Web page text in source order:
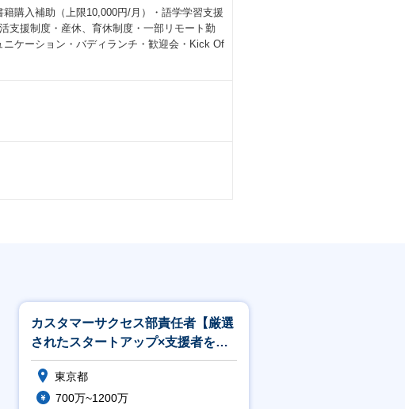
購入補助（上限10,000円/月）・語学学習支援
支援制度・産休、育休制度・一部リモート勤
ケーション・バディランチ・歓迎会・Kick Of
カスタマーサクセス部責任者【厳選
されたスタートアップ×支援者を繋
げるマッチングプラットフォーム】
東京都
700万~1200万